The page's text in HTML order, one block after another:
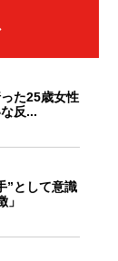
た25歳女性
反...
”として意識